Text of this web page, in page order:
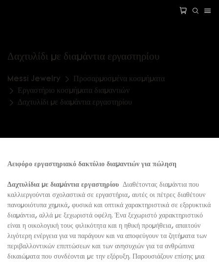
Δαχτυλίδι με διαμάντια εργαστηρίου
Messi Jewelry
Προσαρμοσμένα κοσμήματα
Εργαστήριο κοσμήματα διαμαντιών
Δαχτυλίδι με διαμάντια εργαστηρίου
Αειφόρο εργαστηριακό δακτύλιο διαμαντιών για πώληση
Δαχτυλίδια με διαμάντια εργαστηρίου Διαθέτοντας διαμάντια που
καλλιεργούνται σχολαστικά σε εργαστήρια, αυτές οι πέτρες διαθέτουν
πανομοιότυπα χημικά, φυσικά και οπτικά χαρακτηριστικά σε εξορυκτικά
διαμάντια, αλλά με ξεχωριστά οφέλη. Ένα ξεχωριστό χαρακτηριστικό
είναι η οικολογική τους φιλικότητα και η ηθική προμήθεια, απαιτούν
λιγότερη ενέργεια για να παράγουν και να αποφεύγουν τα ζητήματα των
περιβαλλοντικών επιπτώσεων και των ανησυχιών για τα ανθρώπινα
δικαιώματα που συνδέονται με την εξόρυξη. Παρουσιάζουν επίσης μια